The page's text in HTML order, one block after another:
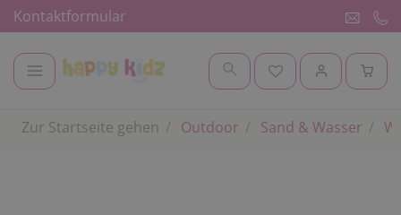
Kontaktformular
Zur Startseite gehen Outdoor Sand & Wasser